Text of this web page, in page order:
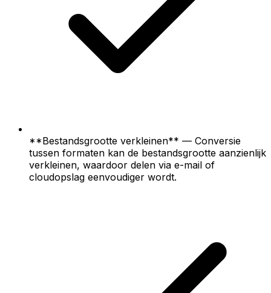
**Bestandsgrootte verkleinen** — Conversie
tussen formaten kan de bestandsgrootte aanzienlijk
verkleinen, waardoor delen via e-mail of
cloudopslag eenvoudiger wordt.